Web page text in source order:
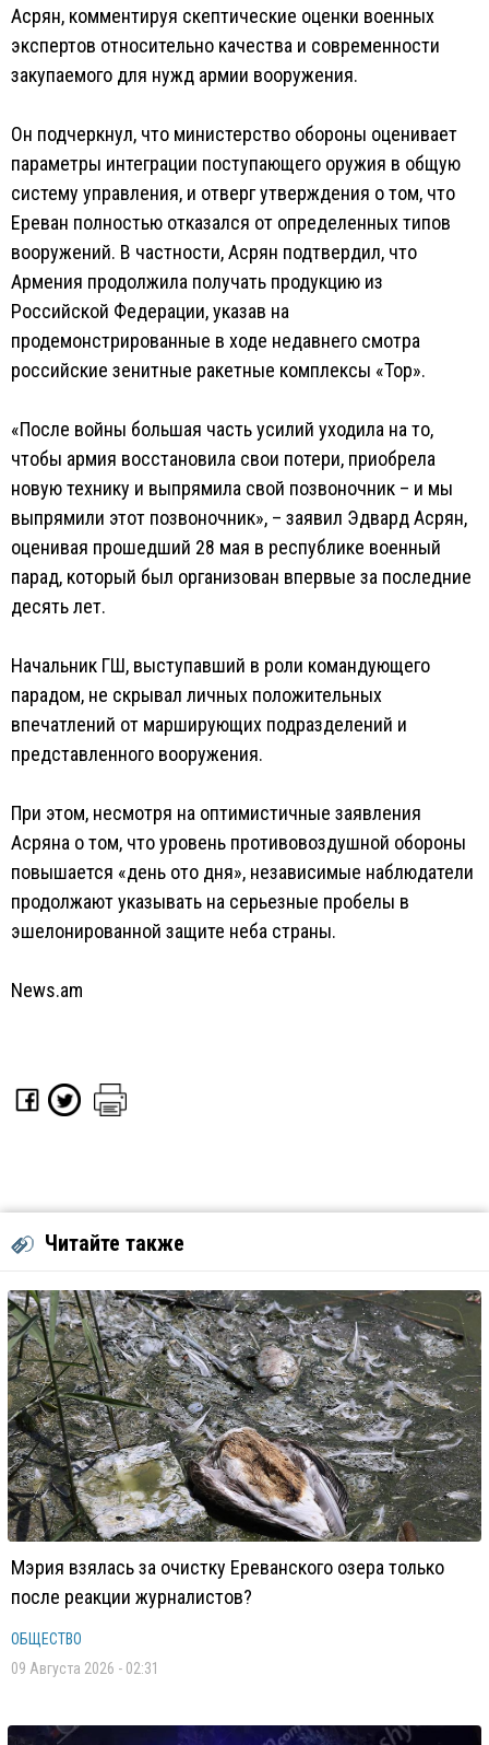
Асрян, комментируя скептические оценки военных
экспертов относительно качества и современности
закупаемого для нужд армии вооружения.
Он подчеркнул, что министерство обороны оценивает
параметры интеграции поступающего оружия в общую
систему управления, и отверг утверждения о том, что
Ереван полностью отказался от определенных типов
вооружений. В частности, Асрян подтвердил, что
Армения продолжила получать продукцию из
Российской Федерации, указав на
продемонстрированные в ходе недавнего смотра
российские зенитные ракетные комплексы «Тор».
«После войны большая часть усилий уходила на то,
чтобы армия восстановила свои потери, приобрела
новую технику и выпрямила свой позвоночник – и мы
выпрямили этот позвоночник», – заявил Эдвард Асрян,
оценивая прошедший 28 мая в республике военный
парад, который был организован впервые за последние
десять лет.
Начальник ГШ, выступавший в роли командующего
парадом, не скрывал личных положительных
впечатлений от марширующих подразделений и
представленного вооружения.
При этом, несмотря на оптимистичные заявления
Асряна о том, что уровень противовоздушной обороны
повышается «день ото дня», независимые наблюдатели
продолжают указывать на серьезные пробелы в
эшелонированной защите неба страны.
News.am
Читайте также
Мэрия взялась за очистку Ереванского озера только
после реакции журналистов?
ОБЩЕСТВО
09 Августа 2026 - 02:31